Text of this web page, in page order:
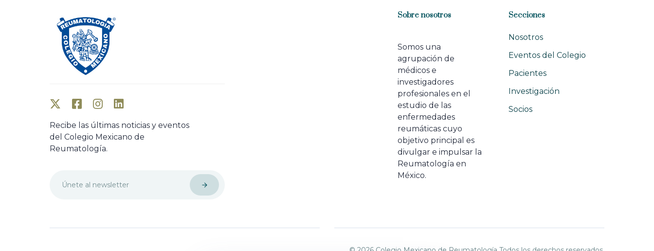
Recibe las últimas noticias y eventos
del Colegio Mexicano de
Reumatología.
Sobre nosotros
Somos una
agrupación de
médicos e
investigadores
profesionales en el
estudio de las
enfermedades
reumáticas cuyo
objetivo principal es
divulgar e impulsar la
Reumatología en
México.
Secciones
Nosotros
Eventos del Colegio
Pacientes
Investigación
Socios